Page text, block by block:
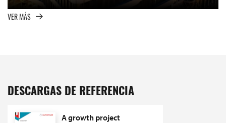
VER MÁS
DESCARGAS DE REFERENCIA
A growth project